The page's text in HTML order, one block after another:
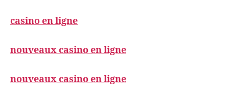
casino en ligne
nouveaux casino en ligne
nouveaux casino en ligne